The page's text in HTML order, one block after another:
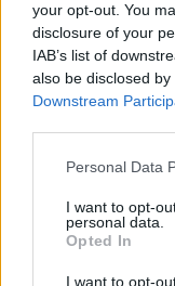
your opt-out. You
disclosure of your
IAB’s list of
also be disclosed
Downstream
Personal Data
I want to opt-
personal data.
Opted In
I want to opt-
TV ΣΕΙΡΈΣ
Η σειρά που
επέστρεψε με
της αναμονής
ΠΡΙΝ 150